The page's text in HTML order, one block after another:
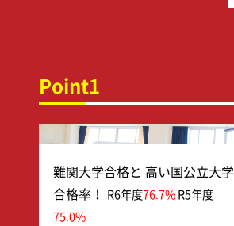
Point1
難関大学合格と 高い国公立大学
合格率！ R6年度76.7%R5年度
75.0%